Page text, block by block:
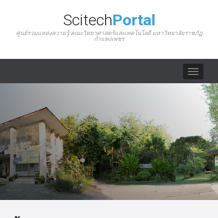
ScitechPortal
ศูนย์รวมแหล่งความรู้ คณะวิทยาศาสตร์และเทคโนโลยี มหาวิทยาลัยราชภัฏ
กำแพงเพชร
Toggle